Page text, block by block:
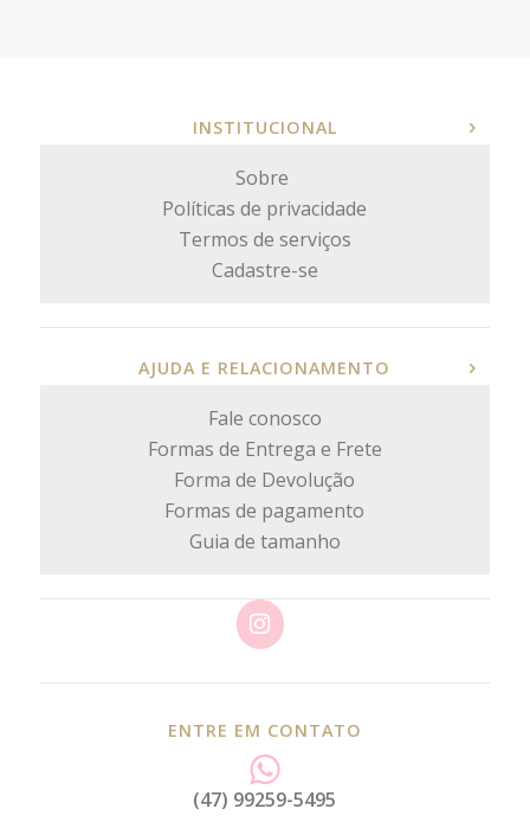
INSTITUCIONAL
Sobre
Políticas de privacidade
Termos de serviços
Cadastre-se
AJUDA E RELACIONAMENTO
Fale conosco
Formas de Entrega e Frete
Forma de Devolução
Formas de pagamento
Guia de tamanho
ENTRE EM CONTATO
(47) 99259-5495